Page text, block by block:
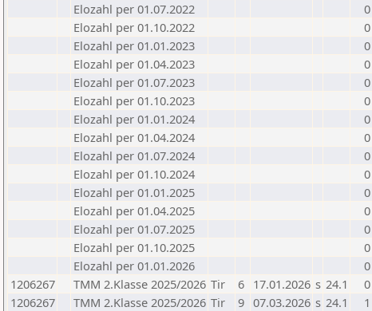
Elozahl per 01.07.2022
0
Elozahl per 01.10.2022
0
Elozahl per 01.01.2023
0
Elozahl per 01.04.2023
0
Elozahl per 01.07.2023
0
Elozahl per 01.10.2023
0
Elozahl per 01.01.2024
0
Elozahl per 01.04.2024
0
Elozahl per 01.07.2024
0
Elozahl per 01.10.2024
0
Elozahl per 01.01.2025
0
Elozahl per 01.04.2025
0
Elozahl per 01.07.2025
0
Elozahl per 01.10.2025
0
Elozahl per 01.01.2026
0
1206267
TMM 2.Klasse 2025/2026 Tir 6 17.01.2026 s 24.1 0
1206267
TMM 2.Klasse 2025/2026 Tir 9 07.03.2026 s 24.1 1